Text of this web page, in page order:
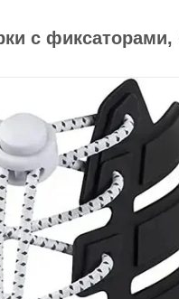
с фиксаторами,